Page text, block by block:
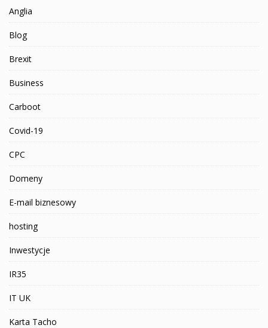
Anglia
Blog
Brexit
Business
Carboot
Covid-19
CPC
Domeny
E-mail biznesowy
hosting
Inwestycje
IR35
IT UK
Karta Tacho